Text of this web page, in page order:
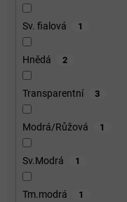
Sv. fialová 1
Hnědá 2
Transparentní 3
Modrá/Růžová 1
Sv.Modrá 1
Tm.modrá 1